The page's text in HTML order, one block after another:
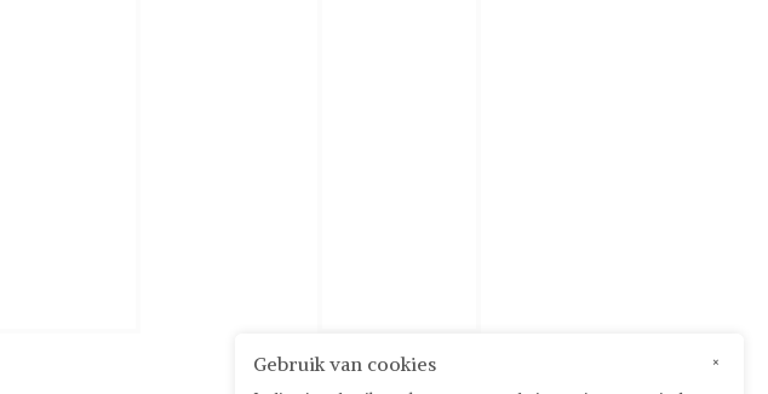
×
Gebruik van cookies